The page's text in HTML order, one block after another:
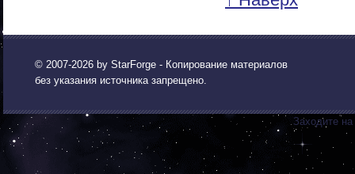
© 2007-2026 by StarForge - Копирование материалов
без указания источника запрещено.
Заходите